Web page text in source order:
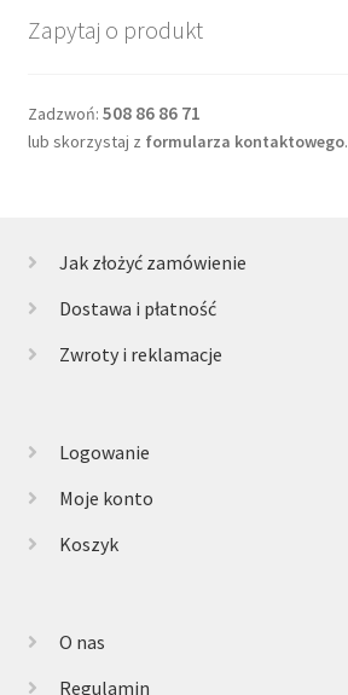
Zapytaj o produkt
Zadzwoń: 508 86 86 71
lub skorzystaj z formularza kontaktowego.
Jak złożyć zamówienie
Dostawa i płatność
Zwroty i reklamacje
Logowanie
Moje konto
Koszyk
O nas
Regulamin